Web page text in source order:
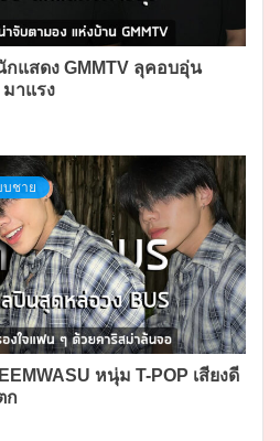
กแสดง GMMTV ลุคอบอุ่น
มาแรง
ชาย
หนุ่ม T-POP เสียงดี
ก